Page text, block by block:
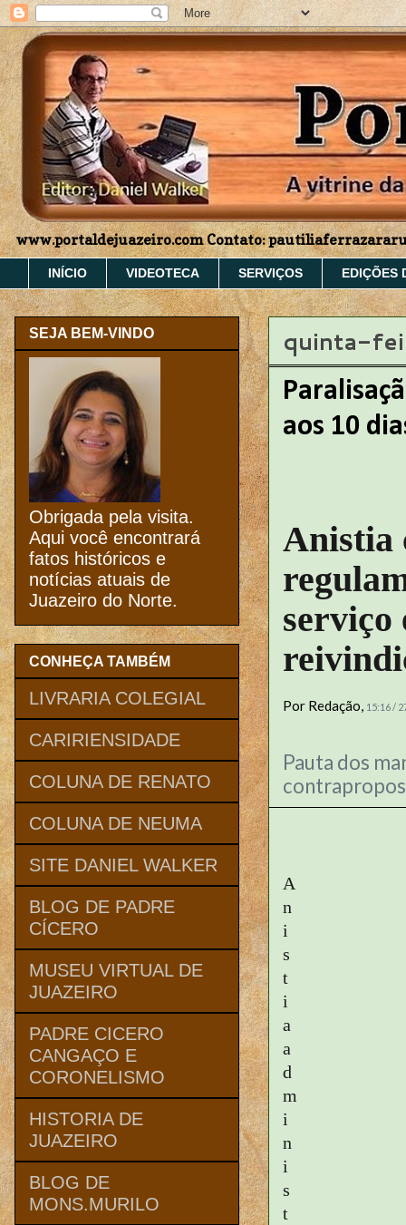
www.portaldejuazeiro.com Contato:
INÍCIO VIDEOTECA SERVIÇOS EDIÇÕES
quinta-
aos 10
Anistia
serviço
Por Redação, 15:16 /
Pauta dos
A
n
i
s
t
i
a
a
d
m
i
n
i
s
t
SEJA BEM-VINDO
Obrigada pela visita.
Aqui você encontrará
fatos históricos e
notícias atuais de
Juazeiro do Norte.
CONHEÇA TAMBÉM
LIVRARIA COLEGIAL
CARIRIENSIDADE
COLUNA DE RENATO
COLUNA DE NEUMA
SITE DANIEL WALKER
BLOG DE PADRE
CÍCERO
MUSEU VIRTUAL DE
JUAZEIRO
PADRE CICERO
CANGAÇO E
CORONELISMO
HISTORIA DE
JUAZEIRO
BLOG DE
MONS.MURILO